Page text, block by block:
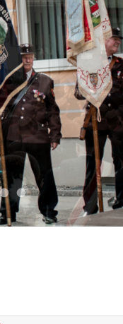
005
Start 003Start 006